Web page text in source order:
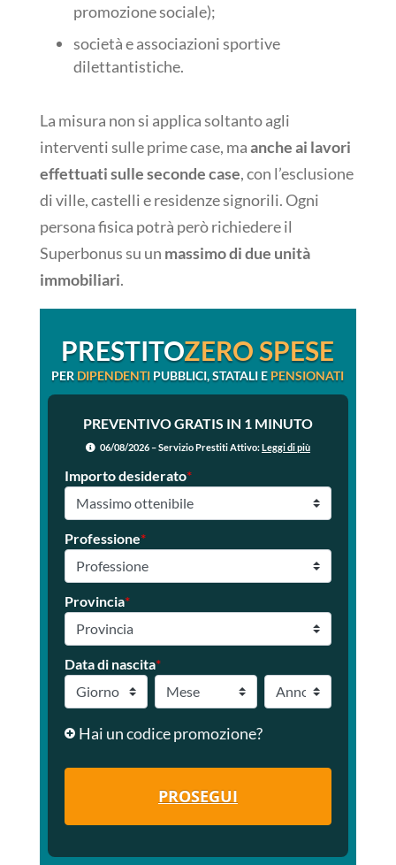
promozione sociale);
società e associazioni sportive
dilettantistiche.
La misura non si applica soltanto agli
interventi sulle prime case, maanche ai lavori
effettuati sulle seconde case, con l’esclusione
di ville, castelli e residenze signorili. Ogni
persona fisica potrà però richiedere il
Superbonus su un massimo di due unità
immobiliari.
PRESTITOZERO SPESE
PER DIPENDENTI PUBBLICI, STATALI E PENSIONATI
PREVENTIVO GRATIS IN 1 MINUTO
06/08/2026 – Servizio Prestiti Attivo:Leggi di più
Importo desiderato*
Professione*
Provincia*
Data di nascita*
Hai un codice promozione?
PROSEGUI